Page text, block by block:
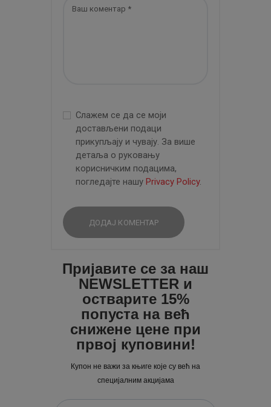
Слажем се да се моји
достављени подаци
прикупљају и чувају. За више
детаља о руковању
корисничким подацима,
погледајте нашу Privacy Policy.
Пријавите се за наш
NEWSLETTER и
остварите 15%
попуста на већ
снижене цене при
првој куповини!
Купон не важи за књиге које су већ на
специјалним акцијама